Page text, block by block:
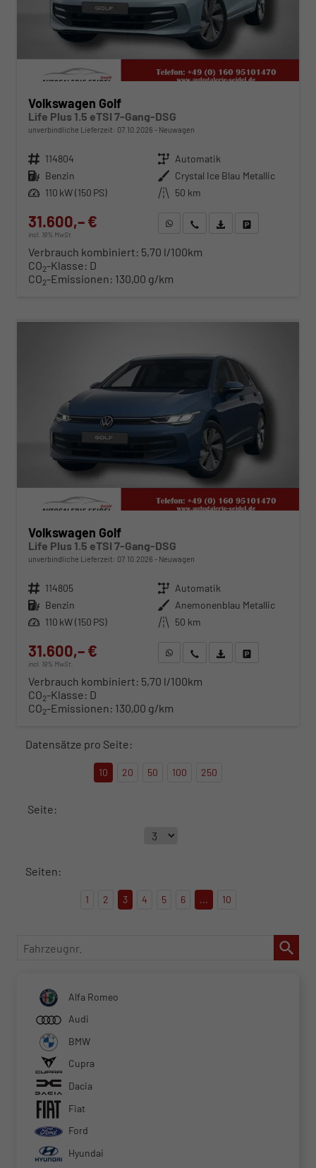
Volkswagen Golf
Life Plus 1.5 eTSI 7-Gang-DSG
unverbindliche Lieferzeit: 07.10.2026 Neuwagen
Fahrzeugnr. 114804 Getriebe Automatik
Kraftstoff Benzin Außenfarbe Crystal Ice Blau Metallic
Leistung 110 kW (150 PS) Kilometerstand 50 km
31.600,– €
incl. 19% MwSt.
WhatsApp anfragen
Wir rufen Sie anFahrzeugexposé (PDF)
Verbrauch kombiniert: 5,70 l/100km
CO2-Klasse: D
CO2-Emissionen: 130,00 g/km
Volkswagen Golf
Life Plus 1.5 eTSI 7-Gang-DSG
unverbindliche Lieferzeit: 07.10.2026 Neuwagen
Fahrzeugnr. 114805 Getriebe Automatik
Kraftstoff Benzin Außenfarbe Anemonenblau Metallic
Leistung 110 kW (150 PS) Kilometerstand 50 km
31.600,– €
incl. 19% MwSt.
WhatsApp anfragen
Wir rufen Sie anFahrzeugexposé (PDF)
Verbrauch kombiniert: 5,70 l/100km
CO2-Klasse: D
CO2-Emissionen: 130,00 g/km
Datensätze pro Seite:
10 20 50 100 250
Seite:
Seiten:
1 2 3 4 5 6 ... 10
Fahrzeugnr.
Alfa Romeo
Audi
BMW
Cupra
Dacia
Fiat
Ford
Hyundai